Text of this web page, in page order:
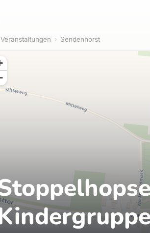
Veranstaltungen › Sendenhorst